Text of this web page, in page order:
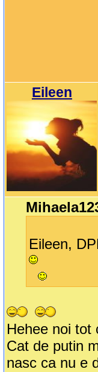
Eileen
Eileen,
Hehee noi tot
Cat de putin
nasc ca nu e